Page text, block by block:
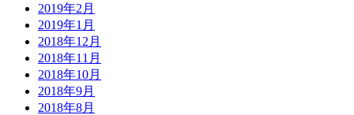
2019年2月
2019年1月
2018年12月
2018年11月
2018年10月
2018年9月
2018年8月